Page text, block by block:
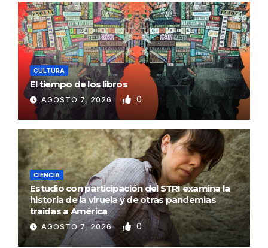
CULTURA
El tiempo de los libros
AGOSTO 7, 2026 0
CIENCIA
Estudio con participación del STRI examina la
historia de la viruela y de otras pandemias
traídas a América
AGOSTO 7, 2026 0